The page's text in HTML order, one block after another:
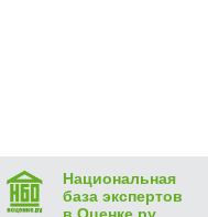
Национальная
база экспертов